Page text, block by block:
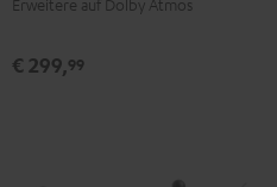
Erweitere auf Dolby Atmos
€ 299,99